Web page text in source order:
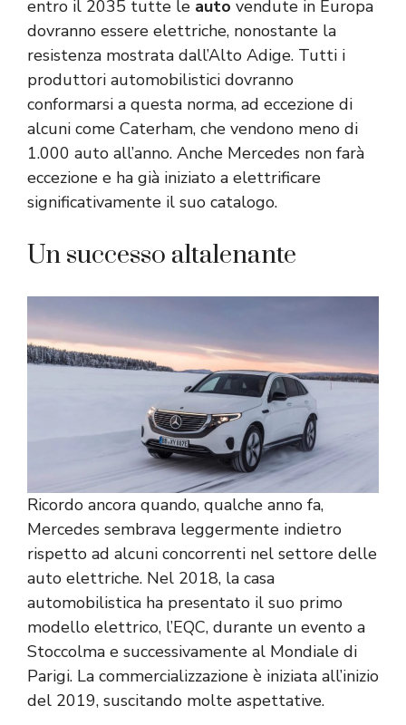
entro il 2035 tutte le auto vendute in Europa
dovranno essere elettriche, nonostante la
resistenza mostrata dall’Alto Adige. Tutti i
produttori automobilistici dovranno
conformarsi a questa norma, ad eccezione di
alcuni come Caterham, che vendono meno di
1.000 auto all’anno. Anche Mercedes non farà
eccezione e ha già iniziato a elettrificare
significativamente il suo catalogo.
Un successo altalenante
Ricordo ancora quando, qualche anno fa,
Mercedes sembrava leggermente indietro
rispetto ad alcuni concorrenti nel settore delle
auto elettriche. Nel 2018, la casa
automobilistica ha presentato il suo primo
modello elettrico, l’EQC, durante un evento a
Stoccolma e successivamente al Mondiale di
Parigi. La commercializzazione è iniziata all’inizio
del 2019, suscitando molte aspettative.